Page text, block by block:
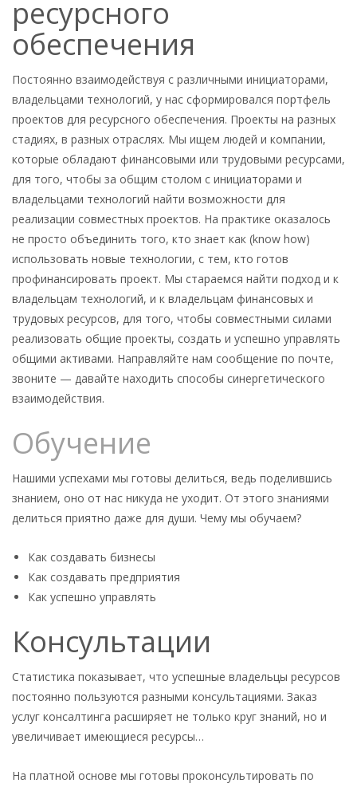
ресурсного
обеспечения
Постоянно взаимодействуя с различными инициаторами,
владельцами технологий, у нас сформировался портфель
проектов для ресурсного обеспечения. Проекты на разных
стадиях, в разных отраслях. Мы ищем людей и компании,
которые обладают финансовыми или трудовыми ресурсами,
для того, чтобы за общим столом с инициаторами и
владельцами технологий найти возможности для
реализации совместных проектов. На практике оказалось
не просто объединить того, кто знает как (know how)
использовать новые технологии, с тем, кто готов
профинансировать проект. Мы стараемся найти подход и к
владельцам технологий, и к владельцам финансовых и
трудовых ресурсов, для того, чтобы совместными силами
реализовать общие проекты, создать и успешно управлять
общими активами. Направляйте нам сообщение по почте,
звоните — давайте находить способы синергетического
взаимодействия.
Обучение
Нашими успехами мы готовы делиться, ведь поделившись
знанием, оно от нас никуда не уходит. От этого знаниями
делиться приятно даже для души. Чему мы обучаем?
Как создавать бизнесы
Как создавать предприятия
Как успешно управлять
Консультации
Статистика показывает, что успешные владельцы ресурсов
постоянно пользуются разными консультациями. Заказ
услуг консалтинга расширяет не только круг знаний, но и
увеличивает имеющиеся ресурсы…
На платной основе мы готовы проконсультировать по